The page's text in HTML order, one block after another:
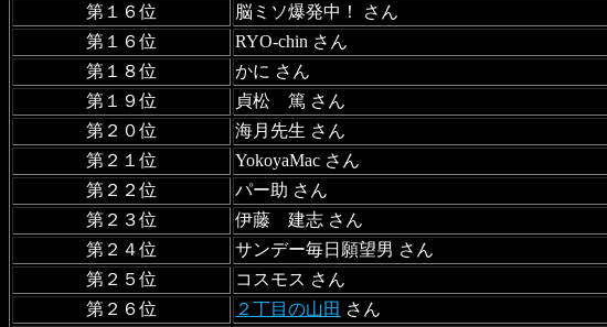
第１６位
脳ミソ爆発中！ さん
第１６位
RYO-chin さん
第１８位
かに さん
第１９位
貞松 篤 さん
第２０位
海月先生 さん
第２１位
YokoyaMac さん
第２２位
パー助 さん
第２３位
伊藤 建志 さん
第２４位
サンデー毎日願望男 さん
第２５位
コスモス さん
第２６位
２丁目の山田 さん